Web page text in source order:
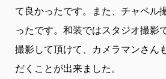
て良かったです。また、チャペル
ったです。和装ではスタジオ撮影
撮影して頂けて、カメラマンさん
だくことが出来ました。